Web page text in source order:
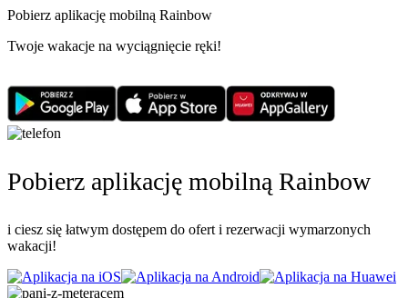
Pobierz aplikację mobilną Rainbow
Twoje wakacje na wyciągnięcie ręki!
Pobierz aplikację mobilną Rainbow
i ciesz się łatwym dostępem do ofert i rezerwacji wymarzonych
wakacji!